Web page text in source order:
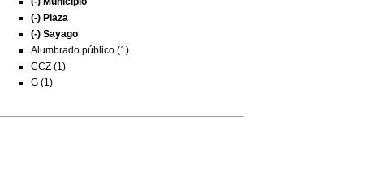
(-) Plaza
(-) Sayago
Alumbrado público (1)
CCZ (1)
G (1)